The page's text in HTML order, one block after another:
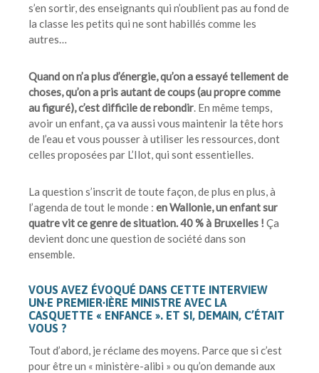
s’en sortir, des enseignants qui n’oublient pas au fond de
la classe les petits qui ne sont habillés comme les
autres…
Quand on n’a plus d’énergie, qu’on a essayé tellement de
choses, qu’on a pris autant de coups (au propre comme
au figuré), c’est difficile de rebondir. En même temps,
avoir un enfant, ça va aussi vous maintenir la tête hors
de l’eau et vous pousser à utiliser les ressources, dont
celles proposées par L’Ilot, qui sont essentielles.
La question s’inscrit de toute façon, de plus en plus, à
l’agenda de tout le monde : en Wallonie, un enfant sur
quatre vit ce genre de situation. 40 % à Bruxelles ! Ça
devient donc une question de société dans son
ensemble.
VOUS AVEZ ÉVOQUÉ DANS CETTE INTERVIEW
UN∙E PREMIER∙IÈRE MINISTRE AVEC LA
CASQUETTE « ENFANCE ». ET SI, DEMAIN, C’ÉTAIT
VOUS ?
Tout d’abord, je réclame des moyens. Parce que si c’est
pour être un « ministère-alibi » ou qu’on demande aux